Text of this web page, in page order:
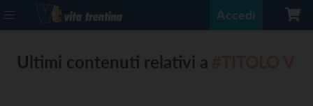
Accedi
Ultimi contenuti relativi a